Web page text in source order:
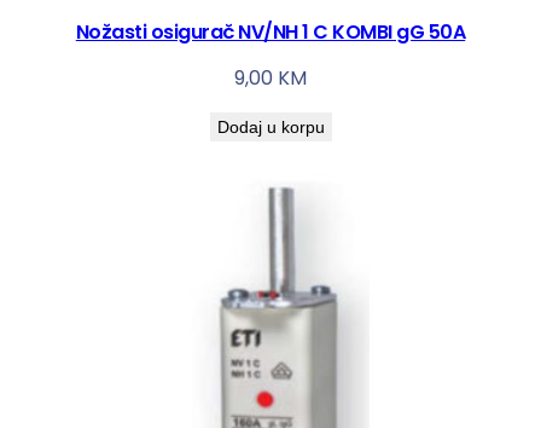
Nožasti osigurač NV/NH 1 C KOMBI gG 50A
9,00 KM
Dodaj u korpu